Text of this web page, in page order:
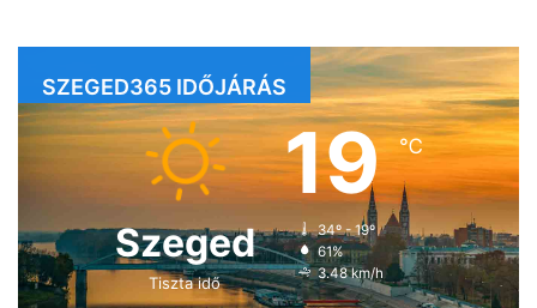
SZEGED365 IDŐJÁRÁS
Szeged
Tiszta idő
19℃
34º - 19º
61%
3.48 km/h